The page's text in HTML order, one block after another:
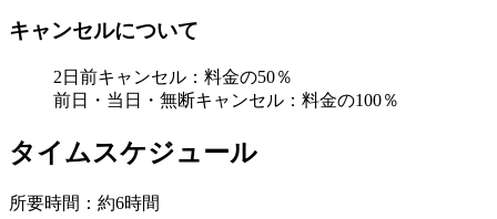
キャンセルについて
2日前キャンセル：料金の50％
前日・当日・無断キャンセル：料金の100％
タイムスケジュール
所要時間：約6時間